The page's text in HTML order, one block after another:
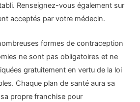
Renseignez-vous également sur
acceptés par votre médecin.
formes de contraception
ne sont pas obligatoires et ne
gratuitement en vertu de la loi
Chaque plan de santé aura sa
propre franchise pour